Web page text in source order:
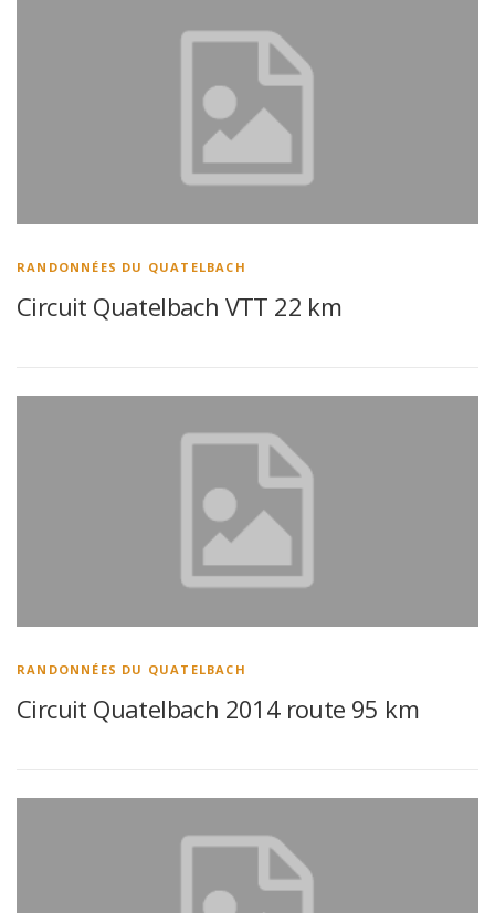
RANDONNÉES DU QUATELBACH
Circuit Quatelbach VTT 22 km
RANDONNÉES DU QUATELBACH
Circuit Quatelbach 2014 route 95 km